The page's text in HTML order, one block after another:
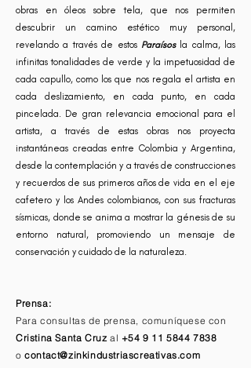
obras en óleos sobre tela, que nos permiten
descubrir un camino estético muy personal,
revelando a través de estos Paraísosla calma, las
infinitas tonalidades de verde y la impetuosidad de
cada capullo, como los que nos regala el artista en
cada deslizamiento, en cada punto, en cada
pincelada. De gran relevancia emocional para el
artista, a través de estas obras nos proyecta
instantáneas creadas entre Colombia y Argentina,
desde la contemplación y a través de construcciones
y recuerdos de sus primeros años de vida en el eje
cafetero y los Andes colombianos, con sus fracturas
sísmicas, donde se anima a mostrar la génesis de su
entorno natural, promoviendo un mensaje de
conservación y cuidado de la naturaleza.
Prensa:
Para consultas de prensa, comuníquese con
Cristina Santa Cruz al +54 9 11 5844 7838
ocontact@zinkindustriascreativas.com